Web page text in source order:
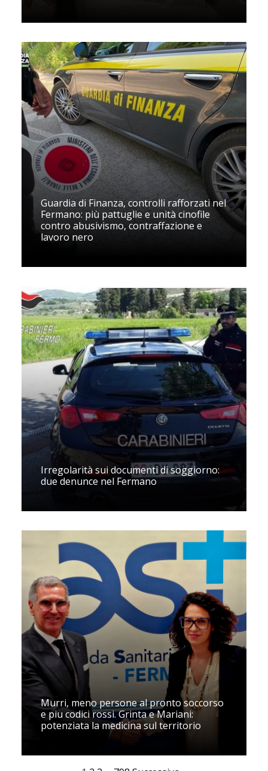
Guardia di Finanza, controlli rafforzati nel
Fermano: più pattuglie e unità cinofile
contro abusivismo, contraffazione e
lavoro nero
Irregolarità sui documenti di soggiorno:
due denunce nel Fermano
Murri, meno persone al pronto soccorso
e piu codici rossi. Grinta e Mariani:
potenziata la medicina sul territorio